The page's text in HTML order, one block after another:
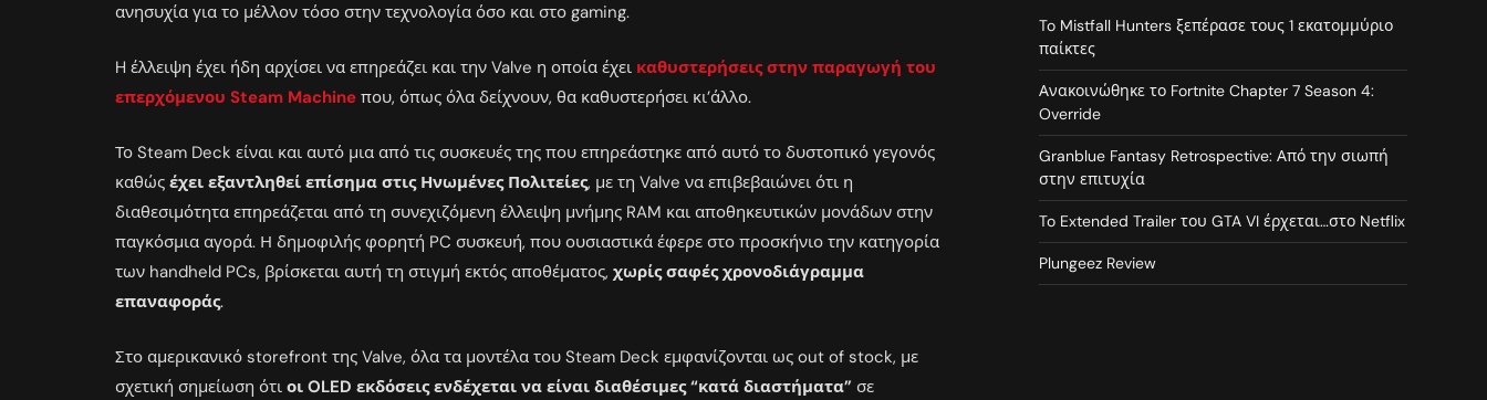
ανησυχία για το μέλλον τόσο στην τεχνολογία όσο και στο gaming.
H έλλειψη έχει ήδη αρχίσει να επηρεάζει και την Valve η οποία έχει καθυστερήσεις στην παραγωγή του
επερχόμενου Steam Machine που, όπως όλα δείχνουν, θα καθυστερήσει κι’άλλο.
Το Steam Deck είναι και αυτό μια από τις συσκευές της που επηρεάστηκε από αυτό το δυστοπικό γεγονός
καθώςέχει εξαντληθεί επίσημα στις Ηνωμένες Πολιτείες, με τη Valve να επιβεβαιώνει ότι η
διαθεσιμότητα επηρεάζεται από τη συνεχιζόμενη έλλειψη μνήμης RAM και αποθηκευτικών μονάδων στην
παγκόσμια αγορά. Η δημοφιλής φορητή PC συσκευή, που ουσιαστικά έφερε στο προσκήνιο την κατηγορία
των handheld PCs, βρίσκεται αυτή τη στιγμή εκτός αποθέματος,χωρίς σαφές χρονοδιάγραμμα
επαναφοράς.
Στο αμερικανικό storefront της Valve, όλα τα μοντέλα του Steam Deck εμφανίζονται ως out of stock, με
σχετική σημείωση ότιοι OLED εκδόσεις ενδέχεται να είναι διαθέσιμες “κατά διαστήματα” σε
To Mistfall Hunters ξεπέρασε τους 1 εκατομμύριο
παίκτες
Ανακοινώθηκε το Fortnite Chapter 7 Season 4:
Override
Granblue Fantasy Retrospective: Από την σιωπή
στην επιτυχία
To Extended Trailer του GTA VI έρχεται…στο Netflix
Plungeez Review